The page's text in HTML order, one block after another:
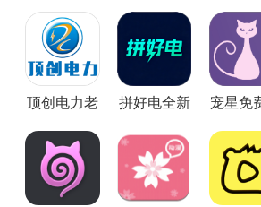
校可以自由选择学校需要的教务管理系统
校自己实际情况的教务系统.小编整合了
顶创电力老 拼好电全新 宠星免